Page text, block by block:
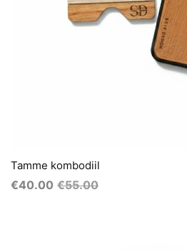
Tamme kombodiil
€55.00
€40.00